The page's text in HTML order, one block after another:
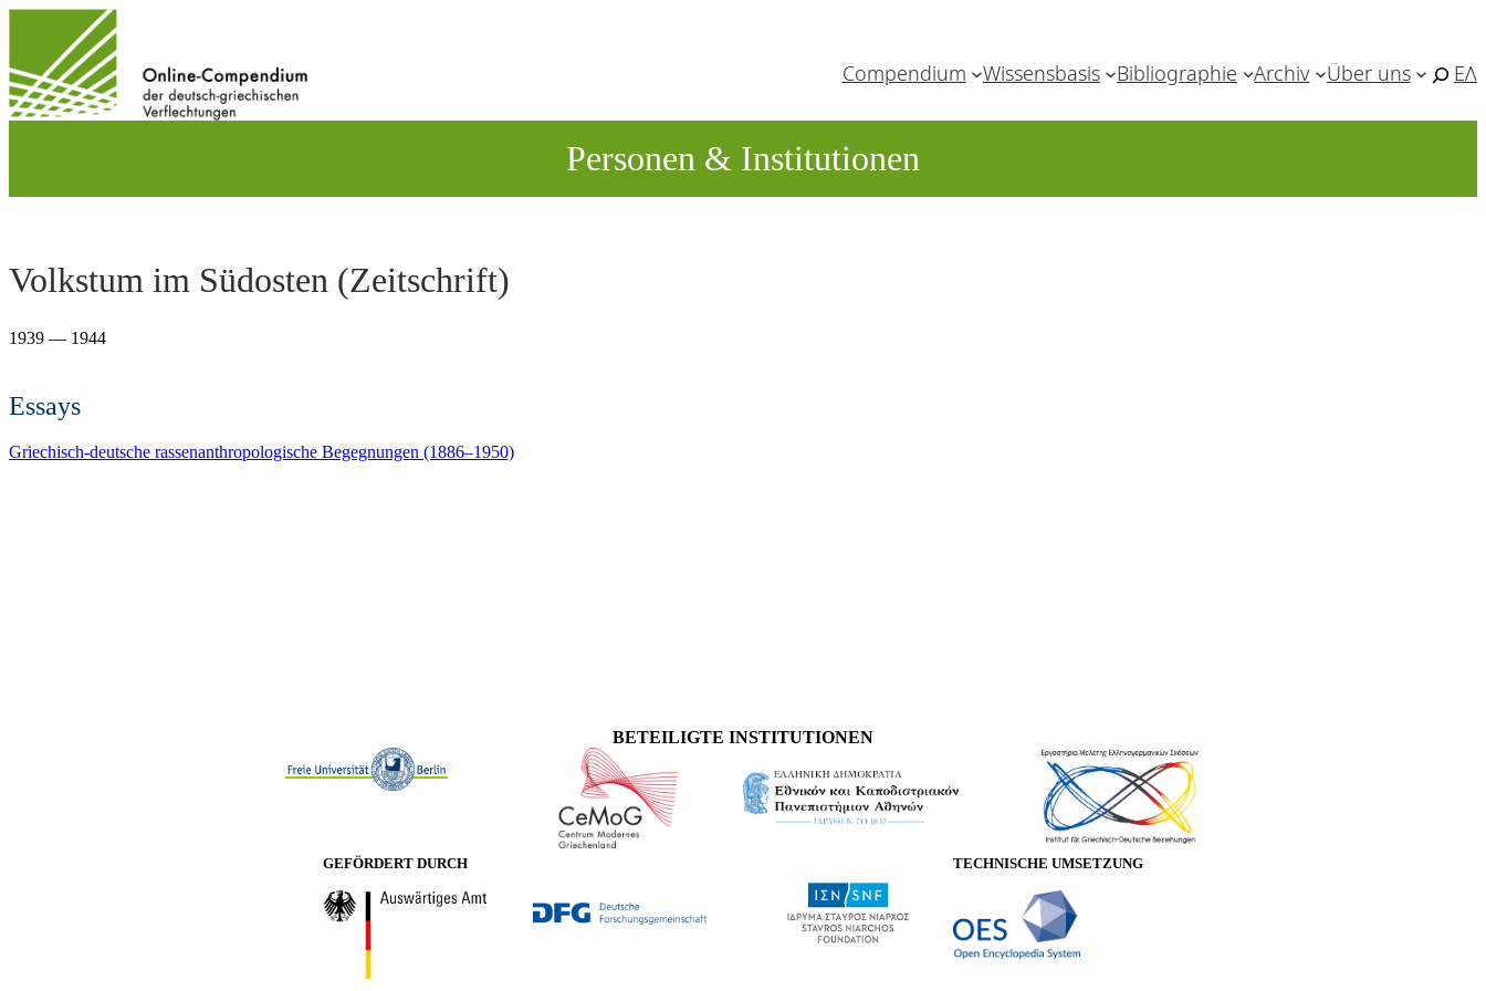
wechseln
Compendium Wissensbasis Bibliographie Archiv Über uns ΕΛ
Personen & Institutionen
Volkstum im Südosten (Zeitschrift)
1939 — 1944
Essays
Griechisch-deutsche rassenanthropologische Begegnungen (1886–1950)
BETEILIGTE INSTITUTIONEN
GEFÖRDERT DURCH TECHNISCHE UMSETZUNG